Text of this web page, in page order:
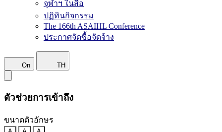
จุฬาฯ ในสื่อ
ปฏิทินกิจกรรม
The 166th ASAIHL Conference
ประกาศจัดซื้อจัดจ้าง
On TH
ตัวช่วยการเข้าถึง
ขนาดตัวอักษร